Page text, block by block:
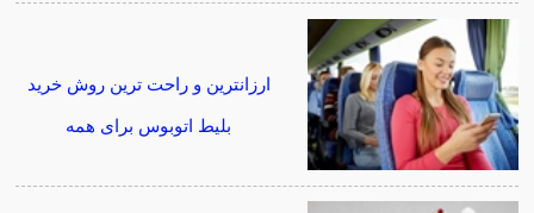
ارزانترین و راحت ترین روش خرید
بلیط اتوبوس برای همه